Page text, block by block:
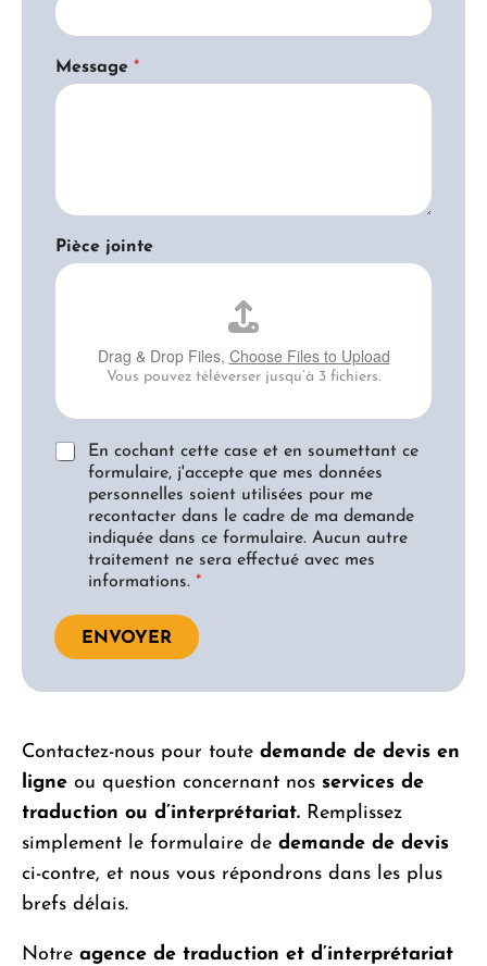
Contactez-nous pour toute demande de devis en
ligne ou question concernant nos services de
traduction ou d’interprétariat. Remplissez
simplement le formulaire de demande de devis
ci-contre, et nous vous répondrons dans les plus
brefs délais.
Notre agence de traduction et d’interprétariat
Message *
Pièce jointe
Drag & Drop Files, Choose Files to Upload
Vous pouvez téléverser jusqu’à 3 fichiers.
A
P
D
*
En cochant cette case et en soumettant ce
formulaire, j'accepte que mes données
personnelles soient utilisées pour me
recontacter dans le cadre de ma demande
indiquée dans ce formulaire. Aucun autre
traitement ne sera effectué avec mes
informations. *
ENVOYER